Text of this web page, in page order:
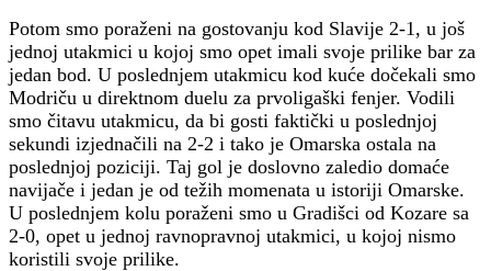
Potom smo poraženi na gostovanju kod Slavije 2-1, u još
jednoj utakmici u kojoj smo opet imali svoje prilike bar za
jedan bod. U poslednjem utakmicu kod kuće dočekali smo
Modriču u direktnom duelu za prvoligaški fenjer. Vodili
smo čitavu utakmicu, da bi gosti faktički u poslednjoj
sekundi izjednačili na 2-2 i tako je Omarska ostala na
poslednjoj poziciji. Taj gol je doslovno zaledio domaće
navijače i jedan je od težih momenata u istoriji Omarske.
U poslednjem kolu poraženi smo u Gradišci od Kozare sa
2-0, opet u jednoj ravnopravnoj utakmici, u kojoj nismo
koristili svoje prilike.